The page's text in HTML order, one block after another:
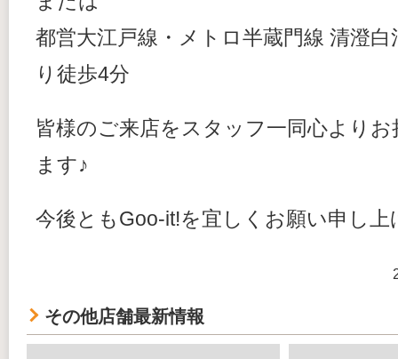
都営大江戸線・メトロ半蔵門線 清澄白
り徒歩4分
皆様のご来店をスタッフ一同心より
ます♪
今後ともGoo-it!を宜しくお願い申し上
その他店舗最新情報